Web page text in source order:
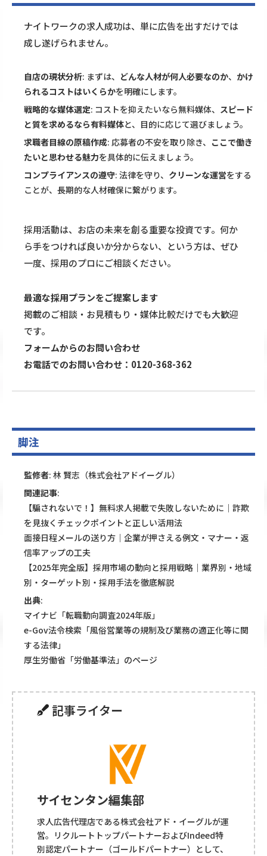
ナイトワークの求人成功は、単に広告を出すだけでは
成し遂げられません。
自店の現状分析: まずは、 どんな人材が何人必要なのか、 かけ
られるコストはいくらかを明確にします。
戦略的な媒体選定: コストを抑えたいなら無料媒体、 スピード
と質を求めるなら有料媒体と、目的に応じて選びましょう。
求職者目線の原稿作成: 応募者の不安を取り除き、 ここで働き
たいと思わせる魅力を具体的に伝えましょう。
コンプライアンスの遵守: 法律を守り、 クリーンな運営をする
ことが、長期的な人材確保に繋がります。
採用活動は、お店の未来を創る重要な投資です。何か
ら手をつければ良いか分からない、という方は、ぜひ
一度、採用のプロにご相談ください。
最適な採用プランをご提案します
掲載のご相談・お見積もり・媒体比較だけでも大歓迎
です。
フォームからのお問い合わせ
お電話でのお問い合わせ：0120-368-362
脚注
監修者: 林 賢志（株式会社アドイーグル）
関連記事:
【騙されないで！】無料求人掲載で失敗しないために｜詐欺
を見抜くチェックポイントと正しい活用法
面接日程メールの送り方｜企業が押さえる例文・マナー・返
信率アップの工夫
【2025年完全版】採用市場の動向と採用戦略｜業界別・地域
別・ターゲット別・採用手法を徹底解説
出典:
マイナビ「転職動向調査2024年版」
e-Gov法令検索「風俗営業等の規制及び業務の適正化等に関
する法律」
厚生労働省「労働基準法」のページ
記事ライター
サイセンタン編集部
求人広告代理店である株式会社アド・イーグルが運
営。リクルートトップパートナーおよびIndeed特
別認定パートナー（ゴールドパートナー）として、